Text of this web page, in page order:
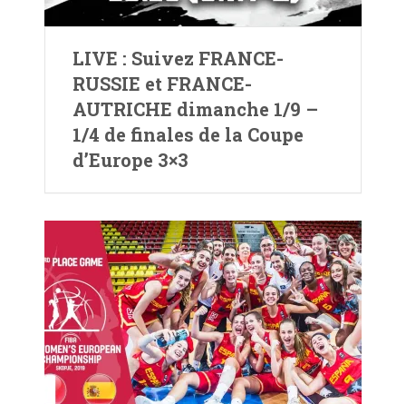
LIVE : Suivez FRANCE-
RUSSIE et FRANCE-
AUTRICHE dimanche 1/9 –
1/4 de finales de la Coupe
d’Europe 3×3